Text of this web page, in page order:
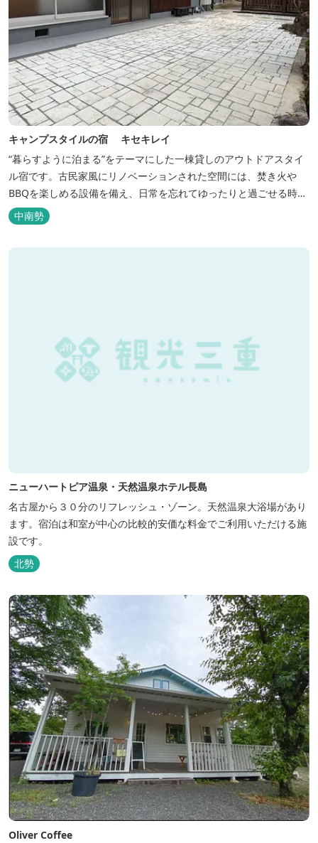
キャンプスタイルの宿 キセキレイ
“暮らすように泊まる”をテーマにした一棟貸しのアウトドアスタイ
ル宿です。古民家風にリノベーションされた空間には、焚き火や
BBQを楽しめる設備を備え、日常を忘れてゆったりと過ごせる時間
が広がります。ペット同伴も可能で、愛犬と一緒に自然を満喫でき
るのも魅力です。 【営業時間】 チェックイン 15：00（早めのチ
ェックインご希望は予約時に要相談） チェックアウト 9：00
中南勢
ニューハートピア温泉・天然温泉ホテル長島
名古屋から３０分のリフレッシュ・ゾーン。天然温泉大浴場があり
ます。宿泊は和室が中心の比較的安価な料金でご利用いただける施
設です。
北勢
Oliver Coffee